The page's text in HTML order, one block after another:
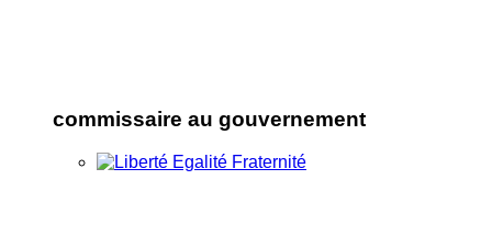
commissaire au gouvernement